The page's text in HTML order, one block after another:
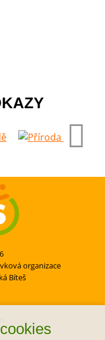
organizace
Bíteš